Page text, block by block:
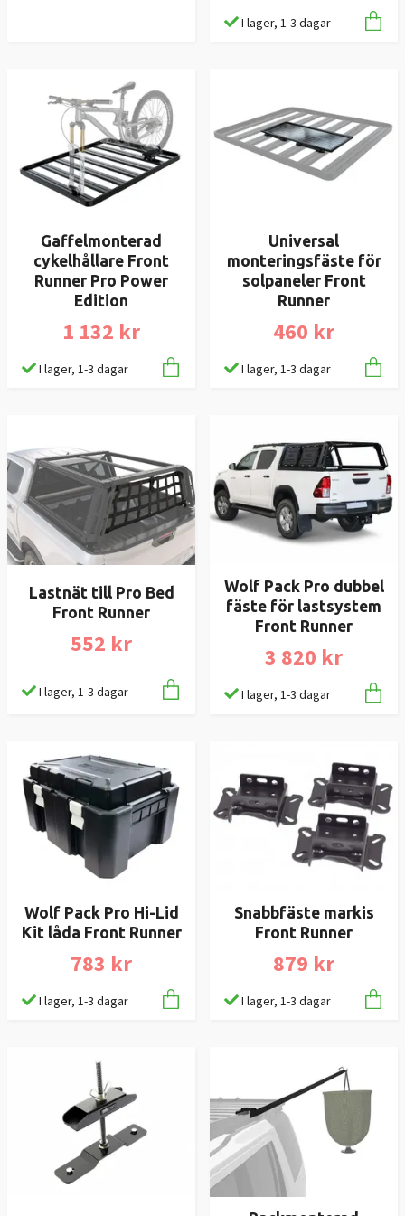
I lager, 1-3 dagar
Gaffelmonterad
cykelhållare Front
Runner Pro Power
Edition
1 132 kr
I lager, 1-3 dagar
Universal
monteringsfäste för
solpaneler Front
Runner
460 kr
I lager, 1-3 dagar
Lastnät till Pro Bed
Front Runner
552 kr
I lager, 1-3 dagar
Wolf Pack Pro dubbel
fäste för lastsystem
Front Runner
3 820 kr
I lager, 1-3 dagar
Wolf Pack Pro Hi-Lid
Kit låda Front Runner
783 kr
I lager, 1-3 dagar
Snabbfäste markis
Front Runner
879 kr
I lager, 1-3 dagar